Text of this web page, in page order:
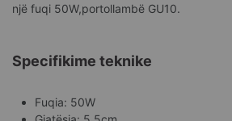
një fuqi 50W,portollambë GU10.
Specifikime teknike
Fuqia: 50W